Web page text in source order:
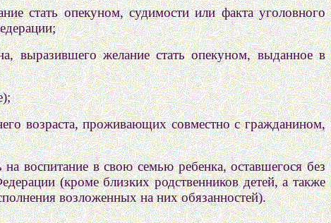
стать опекуном, судимости или факта уголовного
выразившего желание стать опекуном, выданное в
возраста, проживающих совместно с гражданином,
воспитание в свою семью ребенка, оставшегося без
(кроме близких родственников детей, а также
возложенных на них обязанностей).